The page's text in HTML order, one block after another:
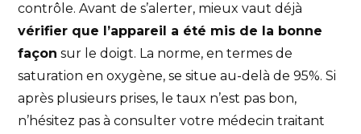
contrôle. Avant de s’alerter, mieux vaut déjà
vérifier que l’appareil a été mis de la bonne
façon sur le doigt. La norme, en termes de
saturation en oxygène, se situe au-delà de 95%. Si
après plusieurs prises, le taux n’est pas bon,
n’hésitez pas à consulter votre médecin traitant